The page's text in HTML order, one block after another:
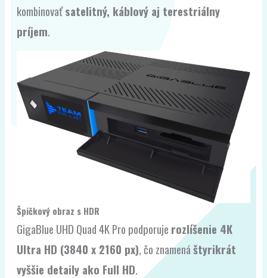
kombinovaťsatelitný, káblový aj terestriálny
príjem.
Špičkový obraz s HDR
GigaBlue UHD Quad 4K Pro podporuje rozlíšenie 4K
Ultra HD (3840 x 2160 px), čo znamenáštyrikrát
vyššie detaily ako Full HD.